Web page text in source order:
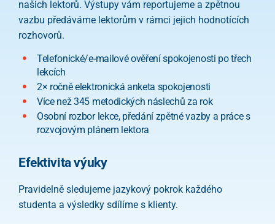
našich lektorů. Výstupy vám reportujeme a zpětnou
vazbu předáváme lektorům v rámci jejich hodnotících
rozhovorů.
Telefonické/e-mailové ověření spokojenosti po třech
lekcích
2× ročně elektronická anketa spokojenosti
Více než 345 metodických náslechů za rok
Osobní rozbor lekce, předání zpětné vazby a práce s
rozvojovým plánem lektora
Efektivita výuky
Pravidelně sledujeme jazykový pokrok každého
studenta a výsledky sdílíme s klienty.